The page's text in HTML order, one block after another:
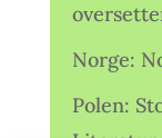
Norge:
Polen: